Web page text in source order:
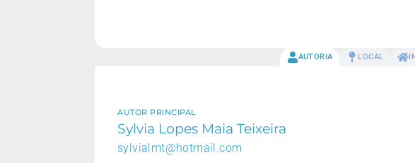
AUTORIA LOCAL
AUTOR PRINCIPAL
Sylvia Lopes Maia Teixeira
sylvialmt@hotmail.com